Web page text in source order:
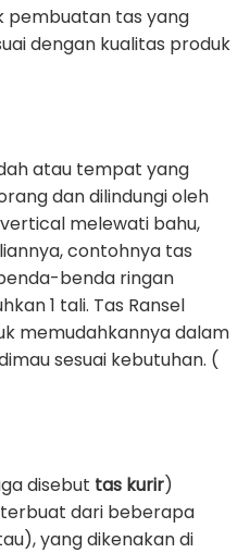
pembuatan tas yang
dengan kualitas produk
atau tempat yang
dan dilindungi oleh
melewati bahu,
contohnya tas
benda ringan
1 tali. Tas Ransel
memudahkannya dalam
sesuai kebutuhan. (
disebut tas kurir)
dari beberapa
yang dikenakan di